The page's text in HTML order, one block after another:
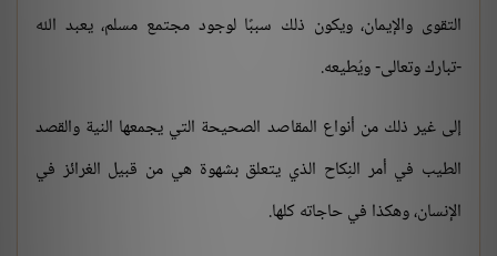
التقوى والإيمان، ويكون ذلك سببًا لوجود مجتمع مسلم، يعبد الله
-تبارك وتعالى- ويُطيعه.
إلى غير ذلك من أنواع المقاصد الصحيحة التي يجمعها النية والقصد
الطيب في أمر النِكاح الذي يتعلق بشهوة هي من قبيل الغرائز في
الإنسان، وهكذا في حاجاته كلها.